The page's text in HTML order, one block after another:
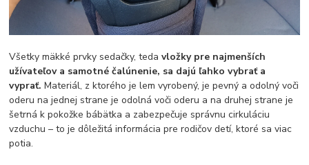
Všetky mäkké prvky sedačky, tedavložky pre najmenších
užívateľov a samotné čalúnenie, sa dajú ľahko vybrať a
vyprať. Materiál, z ktorého je lem vyrobený, je pevný a odolný voči
oderu na jednej strane je odolná voči oderu a na druhej strane je
šetrná k pokožke bábätka a zabezpečuje správnu cirkuláciu
vzduchu – to je dôležitá informácia pre rodičov detí, ktoré sa viac
potia.